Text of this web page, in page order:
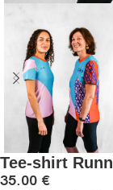
Tee-shirt
35.00 €